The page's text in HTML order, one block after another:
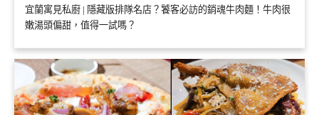
宜蘭寓見私廚 | 隱藏版排隊名店？饕客必訪的銷魂牛肉麵！牛肉很
嫩湯頭偏甜，值得一試嗎？